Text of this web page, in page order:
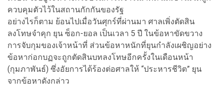
ควบคุมตัวไว้ในสถานกักกันของรัฐ
อย่างไรก็ตาม ย้อนไปเมื่อวันศุกร์ที่ผ่านมา ศาลเพิ่งตัดสิน
ลงโทษจำคุก ยุน ซ็อก-ยอล เป็นเวลา 5 ปี ในข้อหาขัดขวาง
การจับกุมของเจ้าหน้าที่ ส่วนข้อหาหนักที่ยุนกำลังเผชิญอย่าง
ข้อหาก่อกบฏจะถูกตัดสินบทลงโทษอีกครั้งในเดือนหน้า
(กุมภาพันธ์) ซึ่งอัยการได้ร้องต่อศาลให้ “ประหารชีวิต” ยุน
จากข้อหาดังกล่าว